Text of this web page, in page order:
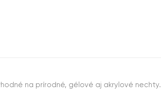
na prírodné, gélové aj akrylové nechty.